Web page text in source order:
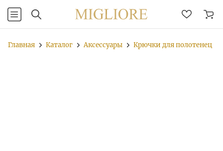
Главная Каталог Аксессуары Крючки для полотенец